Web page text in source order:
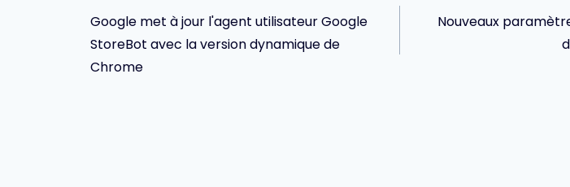
de
l’article
Google met à jour l'agent utilisateur Google
StoreBot avec la version dynamique de
Chrome
Nouveaux